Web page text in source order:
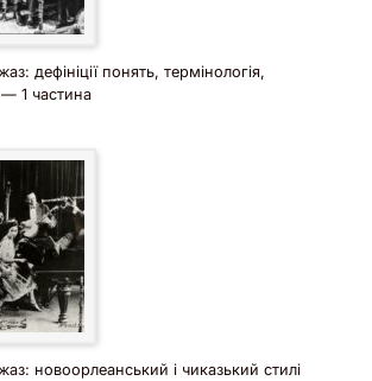
дефініції понять, термінологія,
— 1 частина
новоорлеанський і чиказький стилі